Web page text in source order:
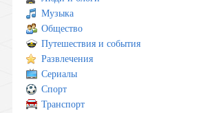
Музыка
Общество
Путешествия и события
Развлечения
Сериалы
Спорт
Транспорт